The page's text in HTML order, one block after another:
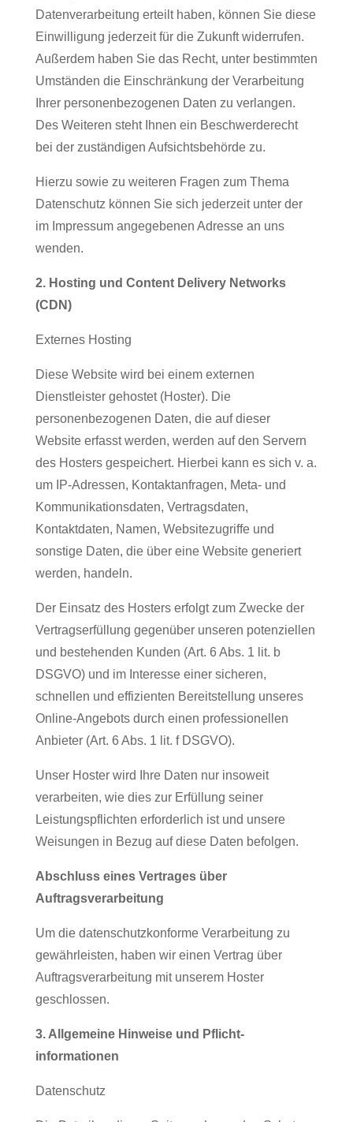
Datenverarbeitung erteilt haben, können Sie diese
Einwilligung jederzeit für die Zukunft widerrufen.
Außerdem haben Sie das Recht, unter bestimmten
Umständen die Einschränkung der Verarbeitung
Ihrer personenbezogenen Daten zu verlangen.
Des Weiteren steht Ihnen ein Beschwerderecht
bei der zuständigen Aufsichtsbehörde zu.
Hierzu sowie zu weiteren Fragen zum Thema
Datenschutz können Sie sich jederzeit unter der
im Impressum angegebenen Adresse an uns
wenden.
2. Hosting und Content Delivery Networks
(CDN)
Externes Hosting
Diese Website wird bei einem externen
Dienstleister gehostet (Hoster). Die
personenbezogenen Daten, die auf dieser
Website erfasst werden, werden auf den Servern
des Hosters gespeichert. Hierbei kann es sich v. a.
um IP-Adressen, Kontaktanfragen, Meta- und
Kommunikationsdaten, Vertragsdaten,
Kontaktdaten, Namen, Websitezugriffe und
sonstige Daten, die über eine Website generiert
werden, handeln.
Der Einsatz des Hosters erfolgt zum Zwecke der
Vertragserfüllung gegenüber unseren potenziellen
und bestehenden Kunden (Art. 6 Abs. 1 lit. b
DSGVO) und im Interesse einer sicheren,
schnellen und effizienten Bereitstellung unseres
Online-Angebots durch einen professionellen
Anbieter (Art. 6 Abs. 1 lit. f DSGVO).
Unser Hoster wird Ihre Daten nur insoweit
verarbeiten, wie dies zur Erfüllung seiner
Leistungspflichten erforderlich ist und unsere
Weisungen in Bezug auf diese Daten befolgen.
Abschluss eines Vertrages über
Auftragsverarbeitung
Um die datenschutzkonforme Verarbeitung zu
gewährleisten, haben wir einen Vertrag über
Auftragsverarbeitung mit unserem Hoster
geschlossen.
3. Allgemeine Hinweise und Pflicht­
informationen
Datenschutz